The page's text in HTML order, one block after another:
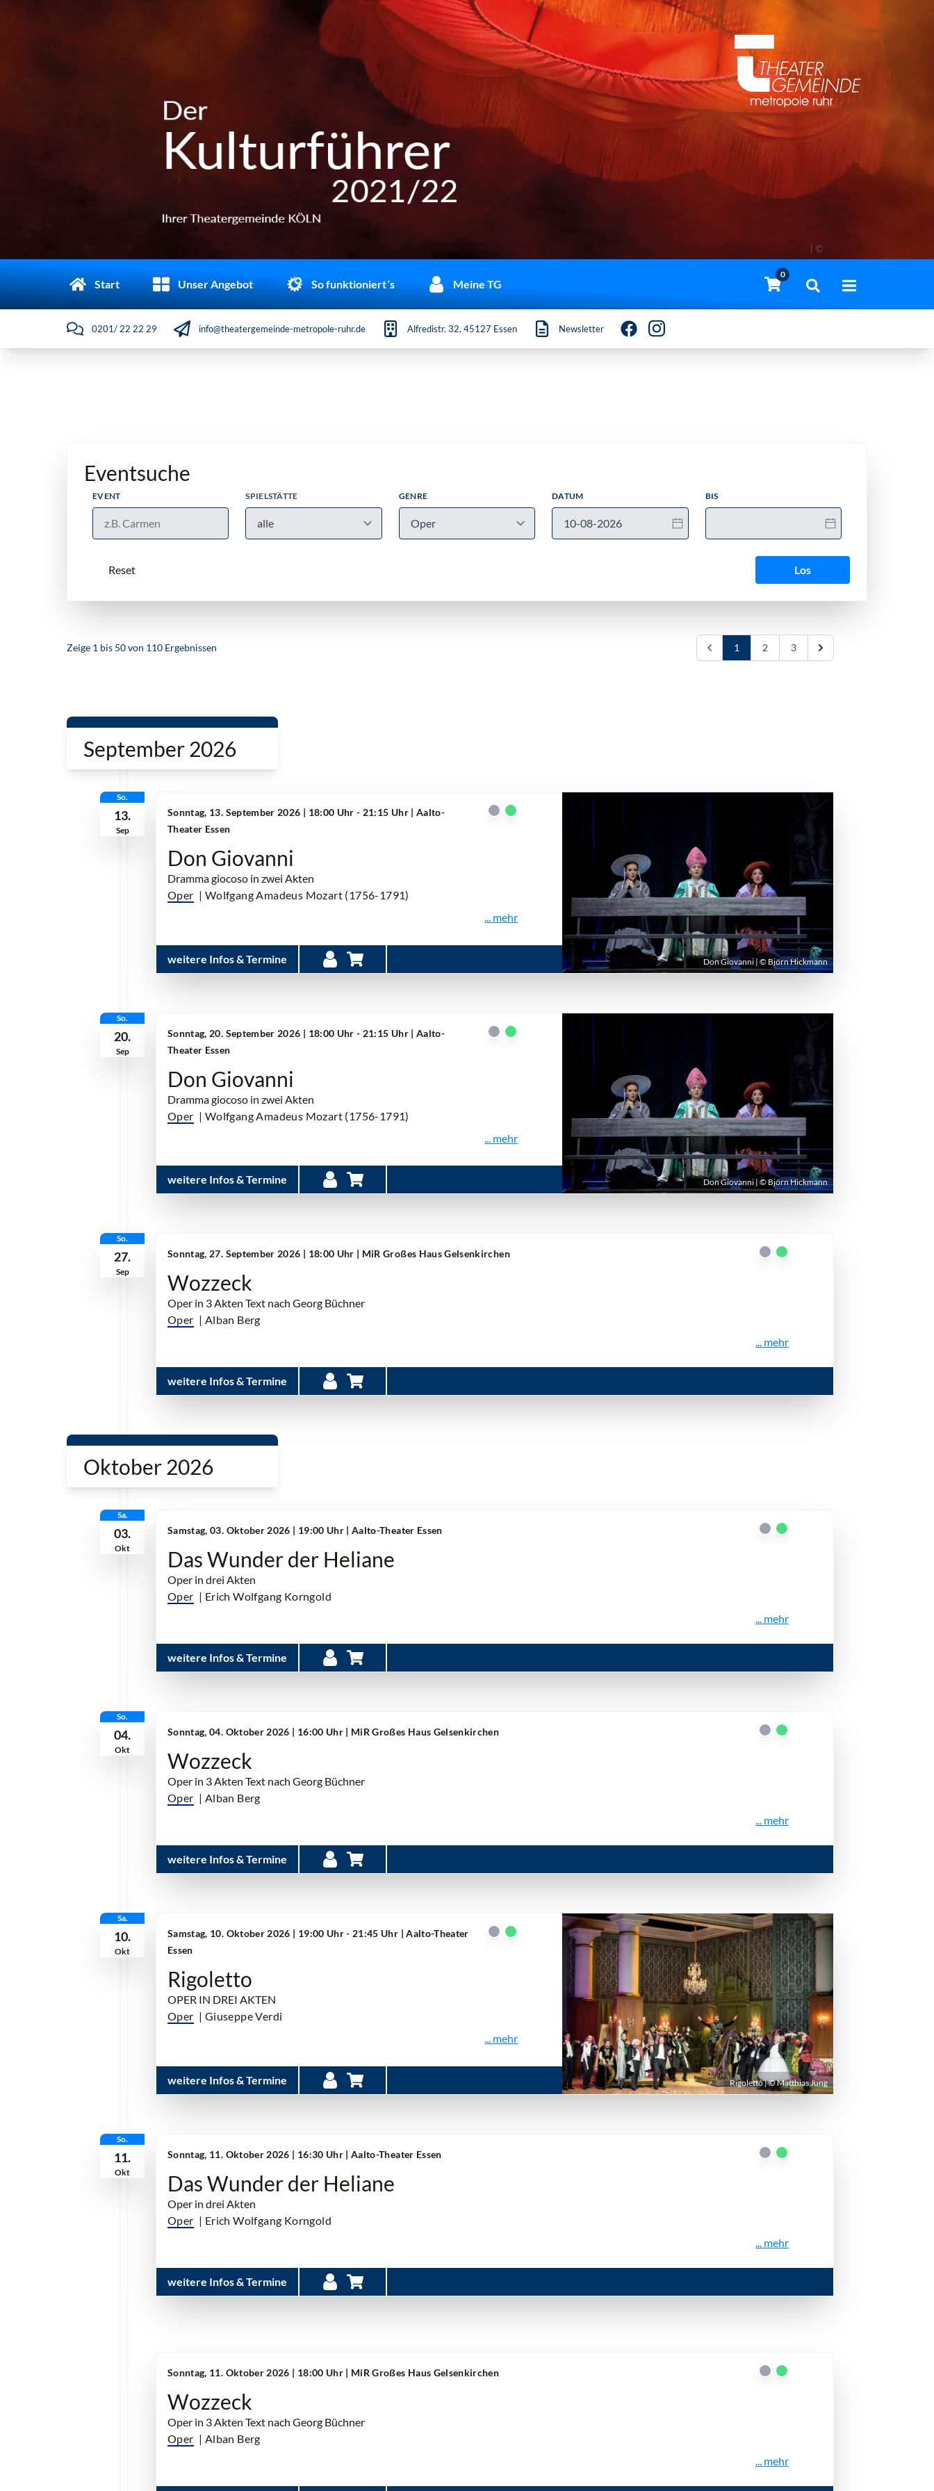
| ©
Start Unser Angebot So funktioniert´s Meine TG
0
0201/ 22 22 29 info@theatergemeinde-metropole-ruhr.de Alfredistr. 32, 45127 Essen Newsletter
Eventsuche
EVENT SPIELSTÄTTE GENRE DATUM BIS
Los
Zeige 1 bis 50von 110 Ergebnissen 1 2 3
September 2026
So.
13.
Sep
Sonntag, 13. September 2026 | 18:00 Uhr - 21:15 Uhr | Aalto-
Theater Essen
Don Giovanni
Dramma giocoso in zwei Akten
Oper | Wolfgang Amadeus Mozart (1756-1791)
... mehr
weitere Infos & Termine Don Giovanni | © Björn Hickmann
So.
20.
Sep
Sonntag, 20. September 2026 | 18:00 Uhr - 21:15 Uhr | Aalto-
Theater Essen
Don Giovanni
Dramma giocoso in zwei Akten
Oper | Wolfgang Amadeus Mozart (1756-1791)
... mehr
weitere Infos & Termine Don Giovanni | © Björn Hickmann
So.
27.
Sep
Sonntag, 27. September 2026 | 18:00 Uhr | MiR Großes Haus Gelsenkirchen
Wozzeck
Oper in 3 Akten Text nach Georg Büchner
Oper | Alban Berg
... mehr
weitere Infos & Termine
Oktober 2026
Sa.
03.
Okt
Samstag, 03. Oktober 2026 | 19:00 Uhr | Aalto-Theater Essen
Das Wunder der Heliane
Oper in drei Akten
Oper | Erich Wolfgang Korngold
... mehr
weitere Infos & Termine
So.
04.
Okt
Sonntag, 04. Oktober 2026 | 16:00 Uhr | MiR Großes Haus Gelsenkirchen
Wozzeck
Oper in 3 Akten Text nach Georg Büchner
Oper | Alban Berg
... mehr
weitere Infos & Termine
Sa.
10.
Okt
Samstag, 10. Oktober 2026 | 19:00 Uhr - 21:45 Uhr | Aalto-Theater
Essen
Rigoletto
OPER IN DREI AKTEN
Oper | Giuseppe Verdi
... mehr
weitere Infos & Termine Rigoletto | © Matthias Jung
So.
11.
Okt
Sonntag, 11. Oktober 2026 | 16:30 Uhr | Aalto-Theater Essen
Das Wunder der Heliane
Oper in drei Akten
Oper | Erich Wolfgang Korngold
... mehr
weitere Infos & Termine
Sonntag, 11. Oktober 2026 | 18:00 Uhr | MiR Großes Haus Gelsenkirchen
Wozzeck
Oper in 3 Akten Text nach Georg Büchner
Oper | Alban Berg
... mehr